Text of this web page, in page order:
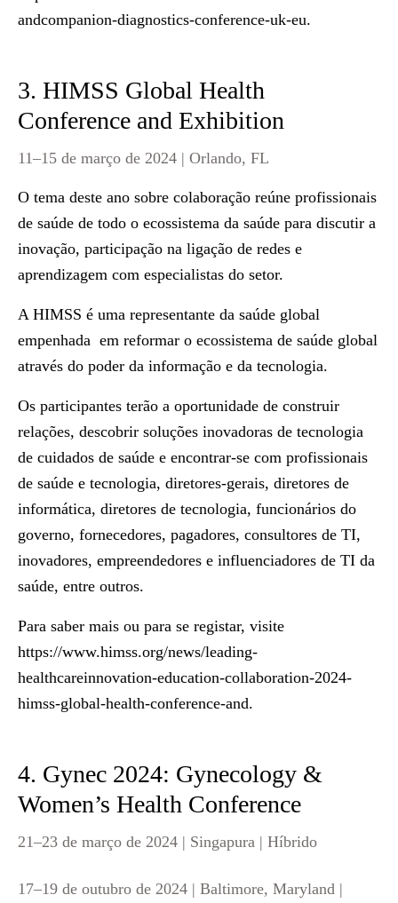
andcompanion-diagnostics-conference-uk-eu.
3. HIMSS Global Health
Conference and Exhibition
11–15 de março de 2024 | Orlando, FL
O tema deste ano sobre colaboração reúne profissionais
de saúde de todo o ecossistema da saúde para discutir a
inovação, participação na ligação de redes e
aprendizagem com especialistas do setor.
A HIMSS é uma representante da saúde global
empenhada em reformar o ecossistema de saúde global
através do poder da informação e da tecnologia.
Os participantes terão a oportunidade de construir
relações, descobrir soluções inovadoras de tecnologia
de cuidados de saúde e encontrar-se com profissionais
de saúde e tecnologia, diretores-gerais, diretores de
informática, diretores de tecnologia, funcionários do
governo, fornecedores, pagadores, consultores de TI,
inovadores, empreendedores e influenciadores de TI da
saúde, entre outros.
Para saber mais ou para se registar, visite
https://www.himss.org/news/leading-
healthcareinnovation-education-collaboration-2024-
himss-global-health-conference-and.
4. Gynec 2024: Gynecology &
Women’s Health Conference
21–23 de março de 2024 | Singapura | Híbrido
17–19 de outubro de 2024 | Baltimore, Maryland |